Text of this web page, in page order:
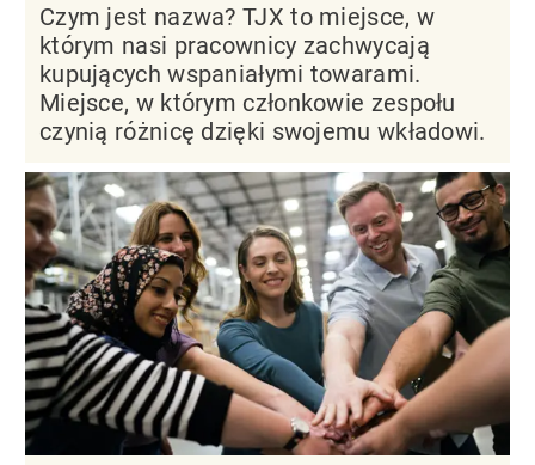
Czym jest nazwa? TJX to miejsce, w
którym nasi pracownicy zachwycają
kupujących wspaniałymi towarami.
Miejsce, w którym członkowie zespołu
czynią różnicę dzięki swojemu wkładowi.